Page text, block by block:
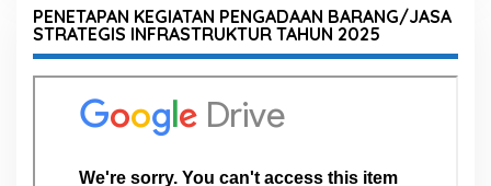
PENETAPAN KEGIATAN PENGADAAN BARANG/JASA
STRATEGIS INFRASTRUKTUR TAHUN 2025